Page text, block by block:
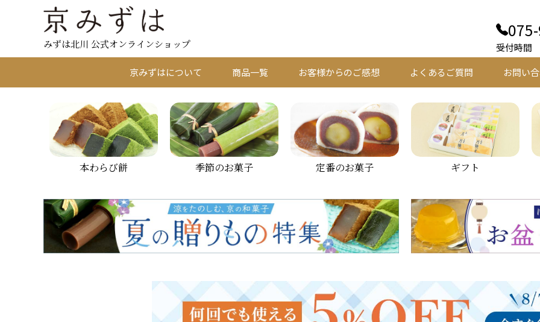
みずは北川 公式オンラインショップ
受付時間
京みずはについて
商品一覧 お客様からのご感想 よくあるご質問 お問い
本わらび餅 季節のお菓子 定番のお菓子 ギフト